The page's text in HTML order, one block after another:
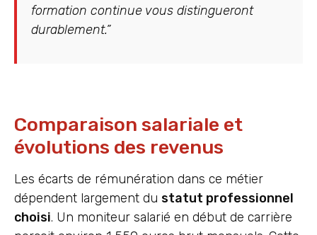
formation continue vous distingueront
durablement.”
Comparaison salariale et
évolutions des revenus
Les écarts de rémunération dans ce métier
dépendent largement du statut professionnel
choisi. Un moniteur salarié en début de carrière